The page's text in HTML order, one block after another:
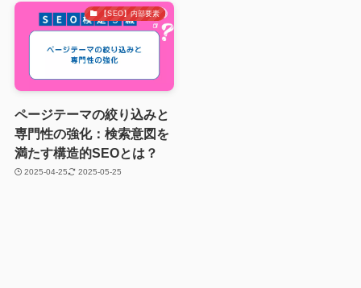
【SEO】内部要素
ページテーマの絞り込みと
専門性の強化：検索意図を
満たす構造的SEOとは？
2025-04-25 2025-05-25